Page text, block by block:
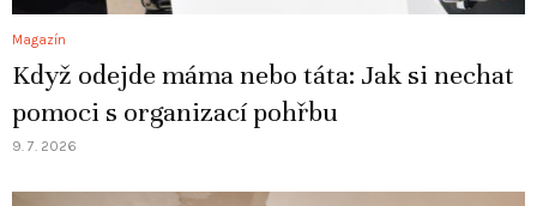
Magazín
Když odejde máma nebo táta: Jak si nechat
pomoci s organizací pohřbu
9. 7. 2026